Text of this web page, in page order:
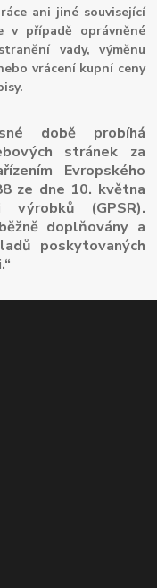
ani jiné související
v případě oprávněné
vady, výměnu
vrácení kupní ceny
době probíhá
stránek za
Evropského
ze dne 10. května
(GPSR).
doplňovány a
poskytovaných